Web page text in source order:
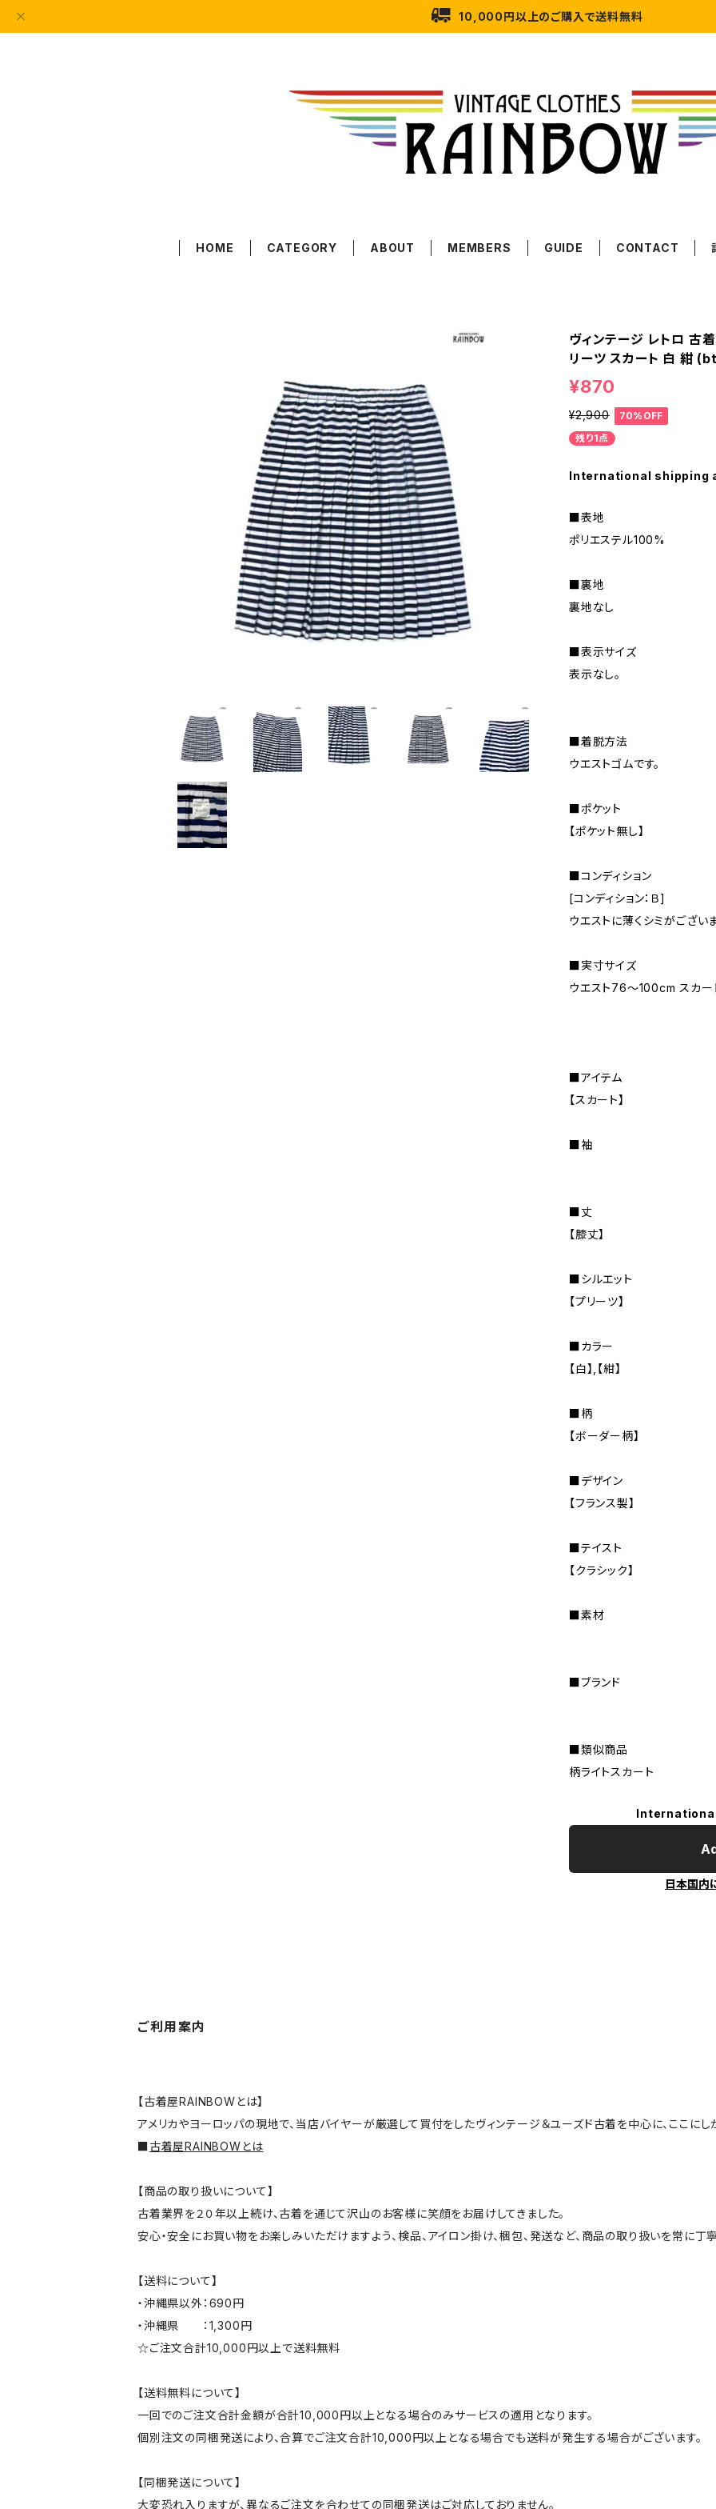
10,000円以上のご購入で送料無料
HOME CATEGORY ABOUT MEMBERS GUIDE CONTACT
ヴィンテージ レトロ 古
リーツ スカート 白 紺
¥870
¥2,900
70%OFF
残り1点
International shipping
■表地
ポリエステル100%
■裏地
裏地なし
■表示サイズ
表示なし。
■着脱方法
ウエストゴムです。
■ポケット
【ポケット無し】
■コンディション
[コンディション：Ｂ]
ウエストに薄くシミがございま
■実寸サイズ
ウエスト76〜100cm スカ
■アイテム
【スカート】
■袖
■丈
【膝丈】
■シルエット
【プリーツ】
■カラー
【白】,【紺】
■柄
【ボーダー柄】
■デザイン
【フランス製】
■テイスト
【クラシック】
■素材
■ブランド
■類似商品
柄ライトスカート
日本国内
ご利用案内
【古着屋RAINBOWとは】
アメリカやヨーロッパの現地で、当店バイヤーが厳選して買付をしたヴィンテージ＆ユーズド古着を中心に、ここに
■古着屋RAINBOWとは
【商品の取り扱いについて】
古着業界を２０年以上続け、古着を通じて沢山のお客様に笑顔をお届けしてきました。
安心・安全にお買い物をお楽しみいただけますよう、検品、アイロン掛け、梱包、発送など、商品の取り扱いを常に丁寧
【送料について】
・沖縄県以外：690円
・沖縄県 ：1,300円
☆ご注文合計10,000円以上で送料無料
【送料無料について】
一回でのご注文合計金額が合計10,000円以上となる場合のみサービスの適用となります。
個別注文の同梱発送により、合算でご注文合計10,000円以上となる場合でも送料が発生する場合がございます。
【同梱発送について】
大変恐れ入りますが、異なるご注文を合わせての同梱発送はご対応しておりません。